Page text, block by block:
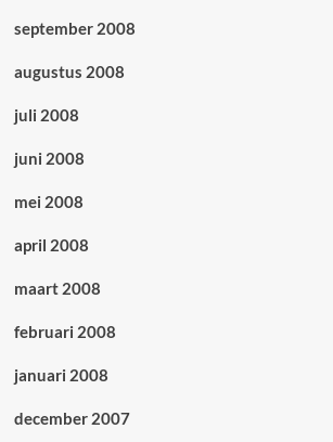
september 2008
augustus 2008
juli 2008
juni 2008
mei 2008
april 2008
maart 2008
februari 2008
januari 2008
december 2007